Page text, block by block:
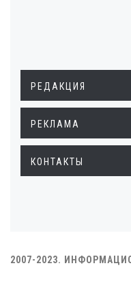
РЕДАКЦИЯ
РЕКЛАМА
КОНТАКТЫ
2007-2023.